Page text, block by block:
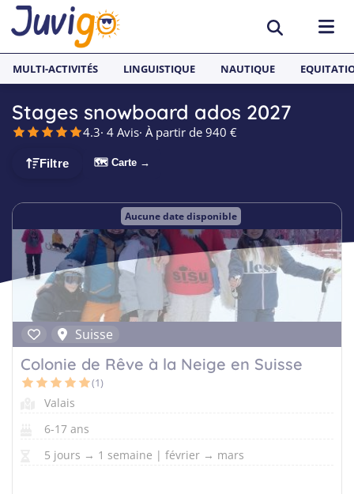
ACTIVITÉS
Surf
Sports nautiques
Skateboard
Snowboard
PAYS
France
Malte
Angleterre
Allemagne
SÉJOURS LINGUISTIQUES
Séjours Linguistiques Juvigo
Anglais
Néerlandais
Espagnol
Allemand
MULTI-ACTIVITÉS LINGUISTIQUE NAUTIQUE
Stages snowboard ados 2027
4.3· 4 Avis· À partir de 940 €
Filtre 🗺 Carte →
Aucune date disponible
Suisse
Colonie de Rêve à la Neige en Suisse
(1)
Valais
6-17 ans
5 jours → 1 semaine | février → mars